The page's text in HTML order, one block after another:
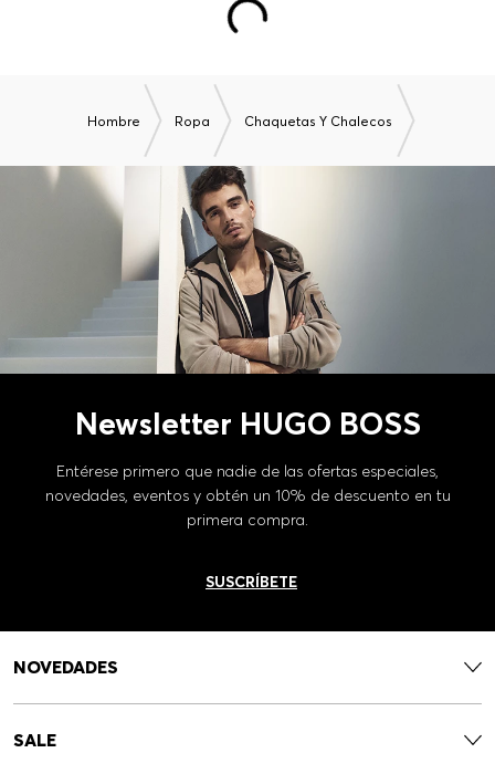
Hombre Ropa Chaquetas Y Chalecos
Newsletter HUGO BOSS
Entérese primero que nadie de las ofertas especiales,
novedades, eventos y obtén un 10% de descuento en tu
primera compra.
SUSCRÍBETE
NOVEDADES
SALE